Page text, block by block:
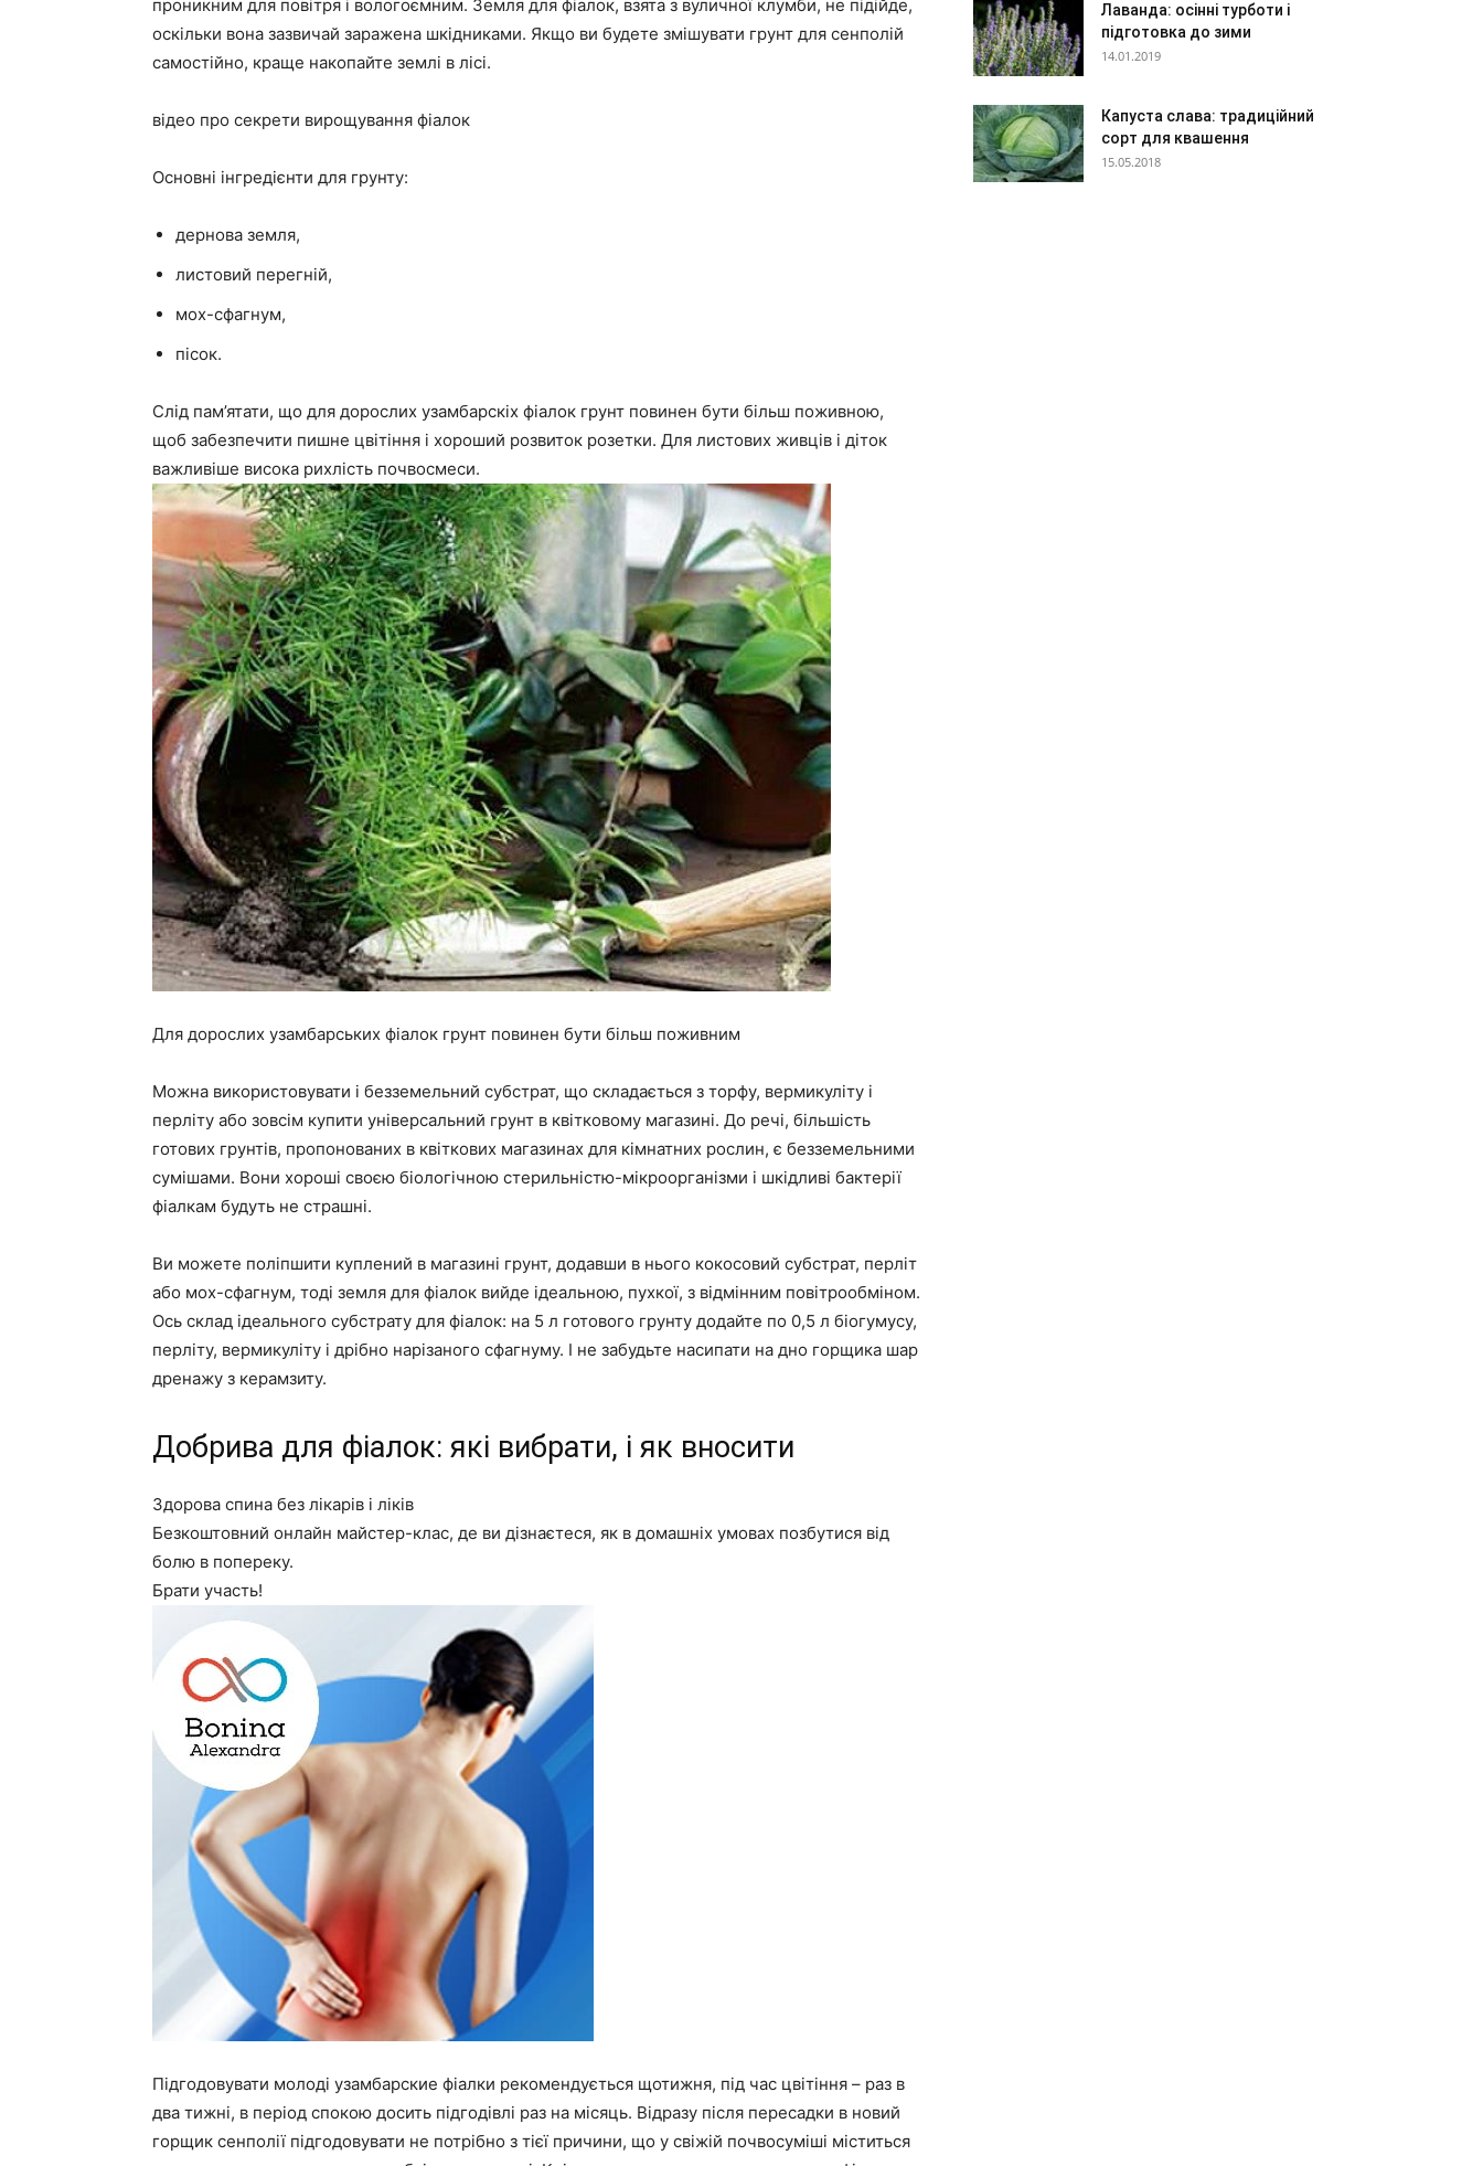
проникним для повітря і вологоємним. Земля для фіалок, взята з вуличної клумби, не підійде,
оскільки вона зазвичай заражена шкідниками. Якщо ви будете змішувати грунт для сенполій
самостійно, краще накопайте землі в лісі.
відео про секрети вирощування фіалок
Основні інгредієнти для грунту:
дернова земля,
листовий перегній,
мох-сфагнум,
пісок.
Слід пам’ятати, що для дорослих узамбарскіх фіалок грунт повинен бути більш поживною,
щоб забезпечити пишне цвітіння і хороший розвиток розетки. Для листових живців і діток
важливіше висока рихлість почвосмеси.
Для дорослих узамбарських фіалок грунт повинен бути більш поживним
Можна використовувати і безземельний субстрат, що складається з торфу, вермикуліту і
перліту або зовсім купити універсальний грунт в квітковому магазині. До речі, більшість
готових грунтів, пропонованих в квіткових магазинах для кімнатних рослин, є безземельними
сумішами. Вони хороші своєю біологічною стерильністю-мікроорганізми і шкідливі бактерії
фіалкам будуть не страшні.
Ви можете поліпшити куплений в магазині грунт, додавши в нього кокосовий субстрат, перліт
або мох-сфагнум, тоді земля для фіалок вийде ідеальною, пухкої, з відмінним повітрообміном.
Ось склад ідеального субстрату для фіалок: на 5 л готового грунту додайте по 0,5 л біогумусу,
перліту, вермикуліту і дрібно нарізаного сфагнуму. І не забудьте насипати на дно горщика шар
дренажу з керамзиту.
Добрива для фіалок: які вибрати, і як вносити
Здорова спина без лікарів і ліків
Безкоштовний онлайн майстер-клас, де ви дізнаєтеся, як в домашніх умовах позбутися від
болю в попереку.
Брати участь!
Підгодовувати молоді узамбарские фіалки рекомендується щотижня, під час цвітіння – раз в
два тижні, в період спокою досить підгодівлі раз на місяць. Відразу після пересадки в новий
горщик сенполії підгодовувати не потрібно з тієї причини, що у свіжій почвосуміші міститься
Лаванда: осінні турботи і
підготовка до зими
14.01.2019
Капуста слава: традиційний
сорт для квашення
15.05.2018